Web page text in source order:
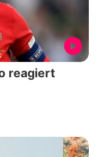
reagiert